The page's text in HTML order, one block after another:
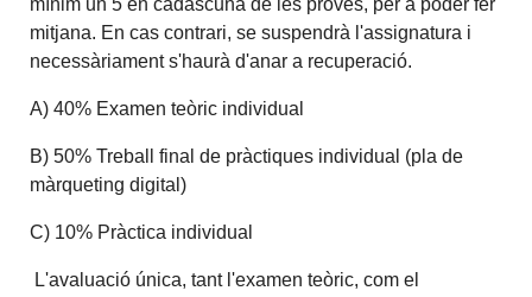
mínim un 5 en cadascuna de les proves, per a poder fer
mitjana. En cas contrari, se suspendrà l'assignatura i
necessàriament s'haurà d'anar a recuperació.
A) 40% Examen teòric individual
B) 50% Treball final de pràctiques individual (pla de
màrqueting digital)
C) 10% Pràctica individual
L'avaluació única, tant l'examen teòric, com el